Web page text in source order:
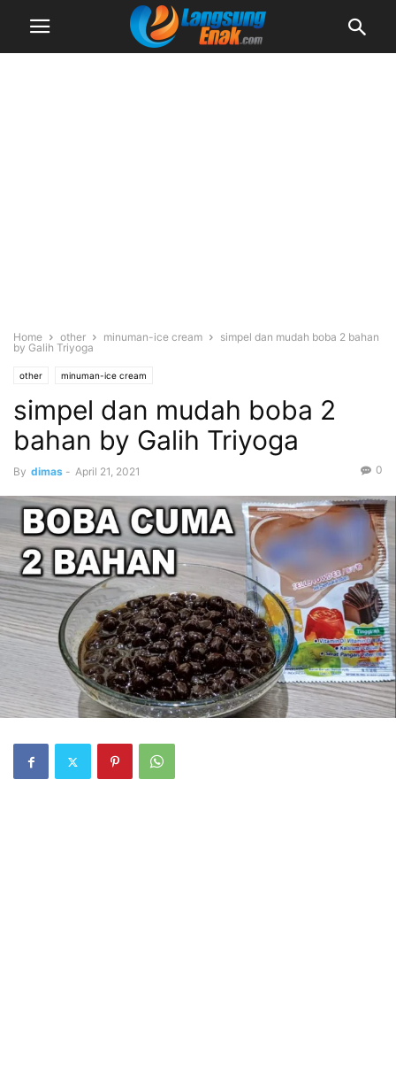
Home other minuman-ice cream
simpel dan mudah boba 2 bahan
by Galih Triyoga
other minuman-ice cream
simpel dan mudah boba 2
bahan by Galih Triyoga
By dimas - April 21, 2021 0